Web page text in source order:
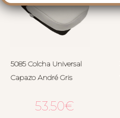
5085 Colcha Universal
Capazo André Gris
53.50€